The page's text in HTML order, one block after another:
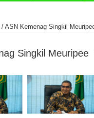
ASN Kemenag Singkil
Singkil